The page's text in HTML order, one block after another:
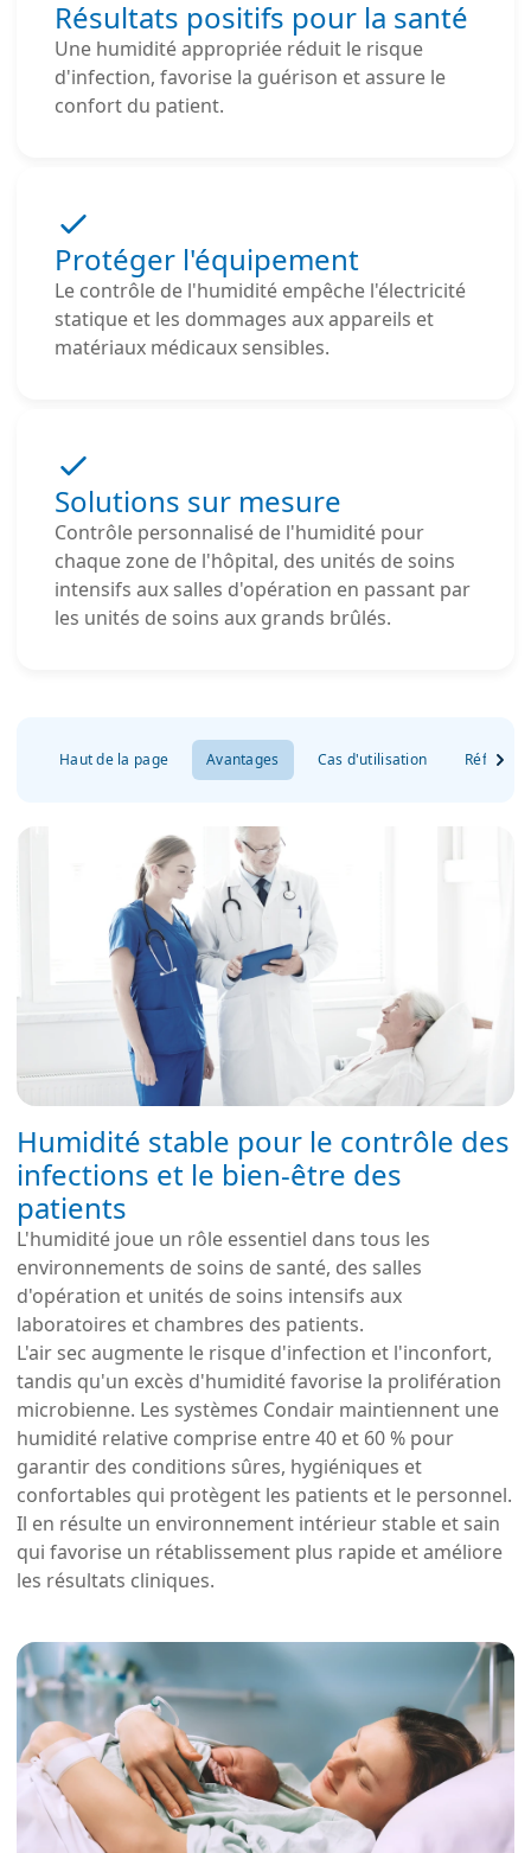
Résultats positifs pour la santé
Une humidité appropriée réduit le risque
d'infection, favorise la guérison et assure le
confort du patient.
Protéger l'équipement
Le contrôle de l'humidité empêche l'électricité
statique et les dommages aux appareils et
matériaux médicaux sensibles.
Solutions sur mesure
Contrôle personnalisé de l'humidité pour
chaque zone de l'hôpital, des unités de soins
intensifs aux salles d'opération en passant par
les unités de soins aux grands brûlés.
Haut de la page Avantages Cas d'utilisation
Humidité stable pour le contrôle des
infections et le bien-être des
patients
L'humidité joue un rôle essentiel dans tous les
environnements de soins de santé, des salles
d'opération et unités de soins intensifs aux
laboratoires et chambres des patients.
L'air sec augmente le risque d'infection et l'inconfort,
tandis qu'un excès d'humidité favorise la prolifération
microbienne. Les systèmes Condair maintiennent une
humidité relative comprise entre 40 et 60 % pour
garantir des conditions sûres, hygiéniques et
confortables qui protègent les patients et le personnel.
Il en résulte un environnement intérieur stable et sain
qui favorise un rétablissement plus rapide et améliore
les résultats cliniques.